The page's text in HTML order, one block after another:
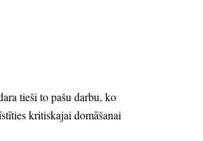
tieši to pašu darbu, ko
kritiskajai domāšanai